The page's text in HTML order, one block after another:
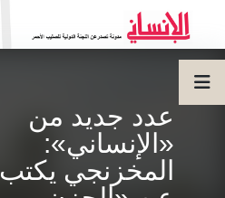
عدد جديد من
«الإنساني»:
المخزنجي يكتب